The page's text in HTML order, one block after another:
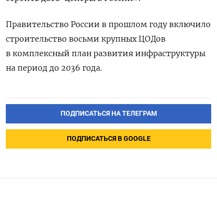
Правительство России в прошлом году включило
строительство восьми крупных ЦОДов
в комплексный план развития инфраструктуры
на период ‌до 2036 года.
ПОДПИСАТЬСЯ НА ТЕЛЕГРАМ
ПОДПИСАТЬСЯ В GOOGLE